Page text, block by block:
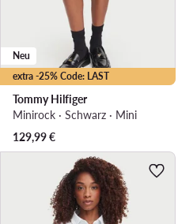
extra -25% Code: LAST
Neu
Tommy Hilfiger
Minirock · Schwarz · Mini
129,99€